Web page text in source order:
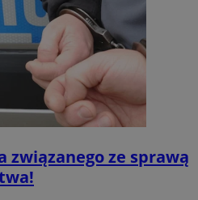
związanego ze sprawą